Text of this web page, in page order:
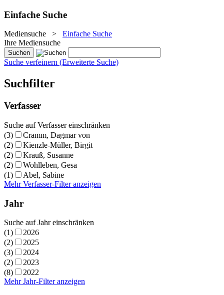
Einfache Suche
Mediensuche > Einfache Suche
Ihre Mediensuche
Suche verfeinern (Erweiterte Suche)
Suchfilter
Verfasser
Suche auf Verfasser einschränken
(3)
Cramm, Dagmar von
(2)
Kienzle-Müller, Birgit
(2)
Krauß, Susanne
(2)
Wohlleben, Gesa
(1)
Abel, Sabine
Mehr Verfasser-Filter anzeigen
Jahr
Suche auf Jahr einschränken
(1)
2026
(2)
2025
(3)
2024
(2)
2023
(8)
2022
Mehr Jahr-Filter anzeigen